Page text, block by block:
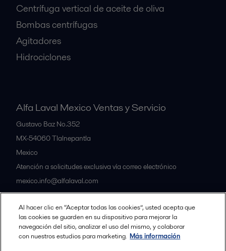
Centrífuga vertical de aceite de oliva
Bombas centrífugas
Agitadores
Hidrociclones
Alfa Laval Mexico Ventas y Servicio
Gustavo Baz No.352
MX-54060Tlalnepantla
Mexico
Atención a solicitudes exclusiva vía correo electrónico
mexico.info@alfalaval.com
Nuestras oficinas
Al hacer clic en “Aceptar todas las cookies”, usted acepta que
las cookies se guarden en su dispositivo para mejorar la
navegación del sitio, analizar el uso del mismo, y colaborar
con nuestros estudios para marketing. Más información